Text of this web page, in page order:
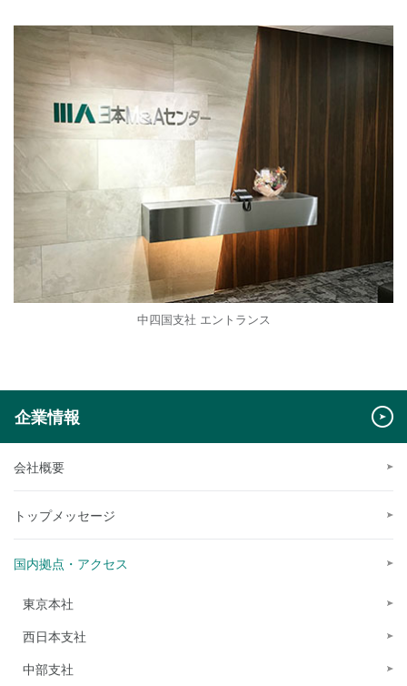
中四国支社 エントランス
企業情報
会社概要
トップメッセージ
国内拠点・アクセス
東京本社
西日本支社
中部支社